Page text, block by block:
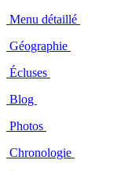
Menu détaillé
Géographie
Écluses
Blog
Photos
Chronologie